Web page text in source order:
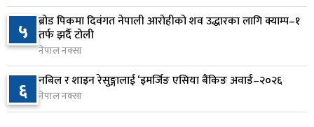
९
जन्मसिद्ध नागरिकता कडा बनाउने ट्रम्पको नयाँ प्रयास, दुई
कार्यकारी आदेश जारी
१ दिन अघि
१० राप्रपाको निर्णय: बागमती प्रदेश सरकारमा सहभागी नहुने
१ दिन अघि
५ ब्रोड पिकमा दिवंगत नेपाली आरोहीको शव उद्धारका लागि क्याम्प–१
तर्फ झर्दै टोली
नेपाल नक्सा
६ नबिल र शाइन रेसुङ्गालाई ‘इमर्जिङ एसिया बैंकिङ अवार्ड–२०२६
नेपाल नक्सा